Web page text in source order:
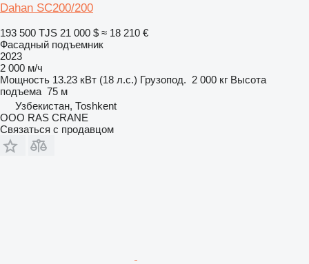
Dahan SC200/200
193 500 TJS 21 000 $ ≈ 18 210 €
Фасадный подъемник
2023
2 000 м/ч
Мощность 13.23 кВт (18 л.с.) Грузопод. 2 000 кг Высота
подъема 75 м
Узбекистан, Тоshkent
ООО RAS CRANE
Связаться с продавцом